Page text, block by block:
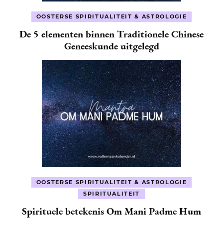
OOSTERSE SPIRITUALITEIT & ASTROLOGIE
De 5 elementen binnen Traditionele Chinese
Geneeskunde uitgelegd
OOSTERSE SPIRITUALITEIT & ASTROLOGIE
SPIRITUALITEIT
Spirituele betekenis Om Mani Padme Hum